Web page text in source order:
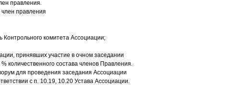
правления.
правления
комитета Ассоциации;
принявших участие в очном заседании
количественного состава членов Правления.
для проведения заседания Ассоциации
с п. 10.19, 10.20 Устава Ассоциации.